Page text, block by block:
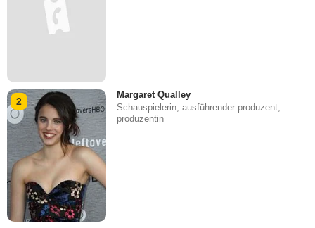
2
Margaret Qualley
Schauspielerin, ausführender produzent,
produzentin